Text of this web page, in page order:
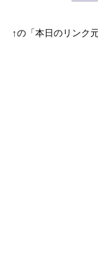
↑の「本日のリンク